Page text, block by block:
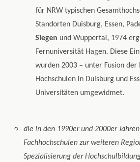
für NRW typischen
Standorten Duisburg, Essen,
Siegen und Wuppertal, 1974
Fernuniversität Hagen. Diese
wurden 2003 – unter Fusion der
Hochschulen in Duisburg und
Universitäten umgewidmet.
die in den 1990er und 2000er
Fachhochschulen zur weiteren
Spezialisierung der